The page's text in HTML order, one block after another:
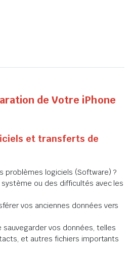
de Votre iPhone
et transferts de
problèmes logiciels (Software) ?
ou des difficultés avec les
vos anciennes données vers
sauvegarder vos données, telles
et autres fichiers importants